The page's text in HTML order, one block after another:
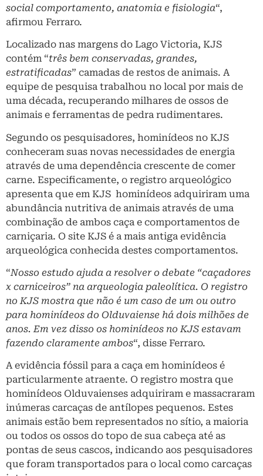
social comportamento, anatomia e fisiologia“,
afirmou Ferraro.
Localizado nas margens do Lago Victoria, KJS
contém “três bem conservadas, grandes,
estratificadas” camadas de restos de animais. A
equipe de pesquisa trabalhou no local por mais de
uma década, recuperando milhares de ossos de
animais e ferramentas de pedra rudimentares.
Segundo os pesquisadores, hominídeos no KJS
conheceram suas novas necessidades de energia
através de uma dependência crescente de comer
carne. Especificamente, o registro arqueológico
apresenta que em KJS hominídeos adquiriram uma
abundância nutritiva de animais através de uma
combinação de ambos caça e comportamentos de
carniçaria. O site KJS é a mais antiga evidência
arqueológica conhecida destes comportamentos.
“Nosso estudo ajuda a resolver o debate “caçadores
x carniceiros” na arqueologia paleolítica. O registro
no KJS mostra que não é um caso de um ou outro
para hominídeos do Olduvaiense há dois milhões de
anos. Em vez disso os hominídeos no KJS estavam
fazendo claramente ambos“, disse Ferraro.
A evidência fóssil para a caça em hominídeos é
particularmente atraente. O registro mostra que
hominídeos Olduvaienses adquiriram e massacraram
inúmeras carcaças de antílopes pequenos. Estes
animais estão bem representados no sítio, a maioria
ou todos os ossos do topo de sua cabeça até as
pontas de seus cascos, indicando aos pesquisadores
que foram transportados para o local como carcaças